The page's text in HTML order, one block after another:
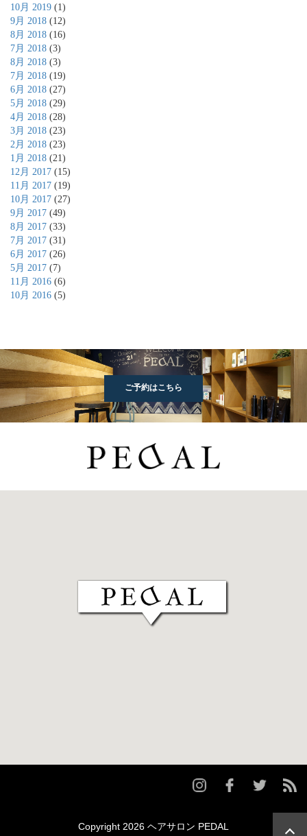
10月 2019 (1)
9月 2018 (12)
8月 2018 (16)
7月 2018 (3)
8月 2018 (3)
7月 2018 (19)
6月 2018 (27)
5月 2018 (29)
4月 2018 (28)
3月 2018 (23)
2月 2018 (23)
1月 2018 (21)
12月 2017 (15)
11月 2017 (19)
10月 2017 (27)
9月 2017 (49)
8月 2017 (33)
7月 2017 (31)
6月 2017 (26)
5月 2017 (7)
11月 2016 (6)
10月 2016 (5)
ご予約はこちら
Copyright 2026 ヘアサロン PEDAL